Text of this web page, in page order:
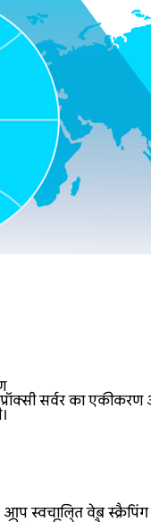
सर्वर का
स्वचालित वेब